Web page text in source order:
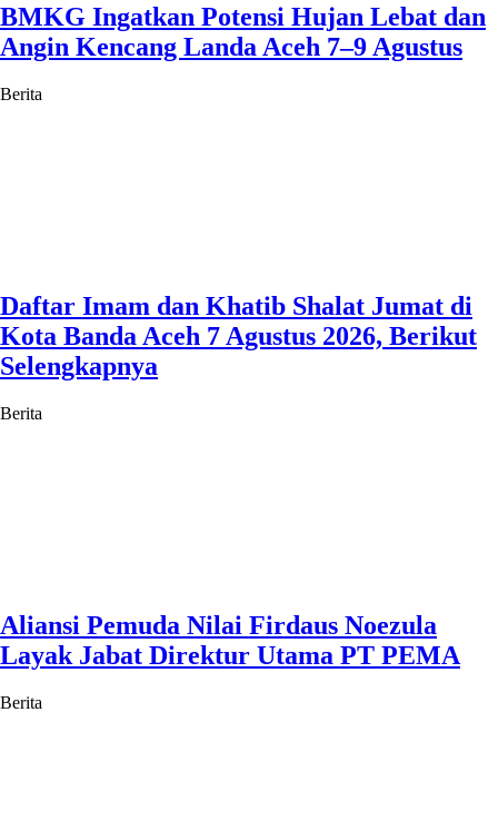
BMKG Ingatkan Potensi Hujan Lebat dan
Angin Kencang Landa Aceh 7–9 Agustus
Berita
Daftar Imam dan Khatib Shalat Jumat di
Kota Banda Aceh 7 Agustus 2026, Berikut
Selengkapnya
Berita
Aliansi Pemuda Nilai Firdaus Noezula
Layak Jabat Direktur Utama PT PEMA
Berita